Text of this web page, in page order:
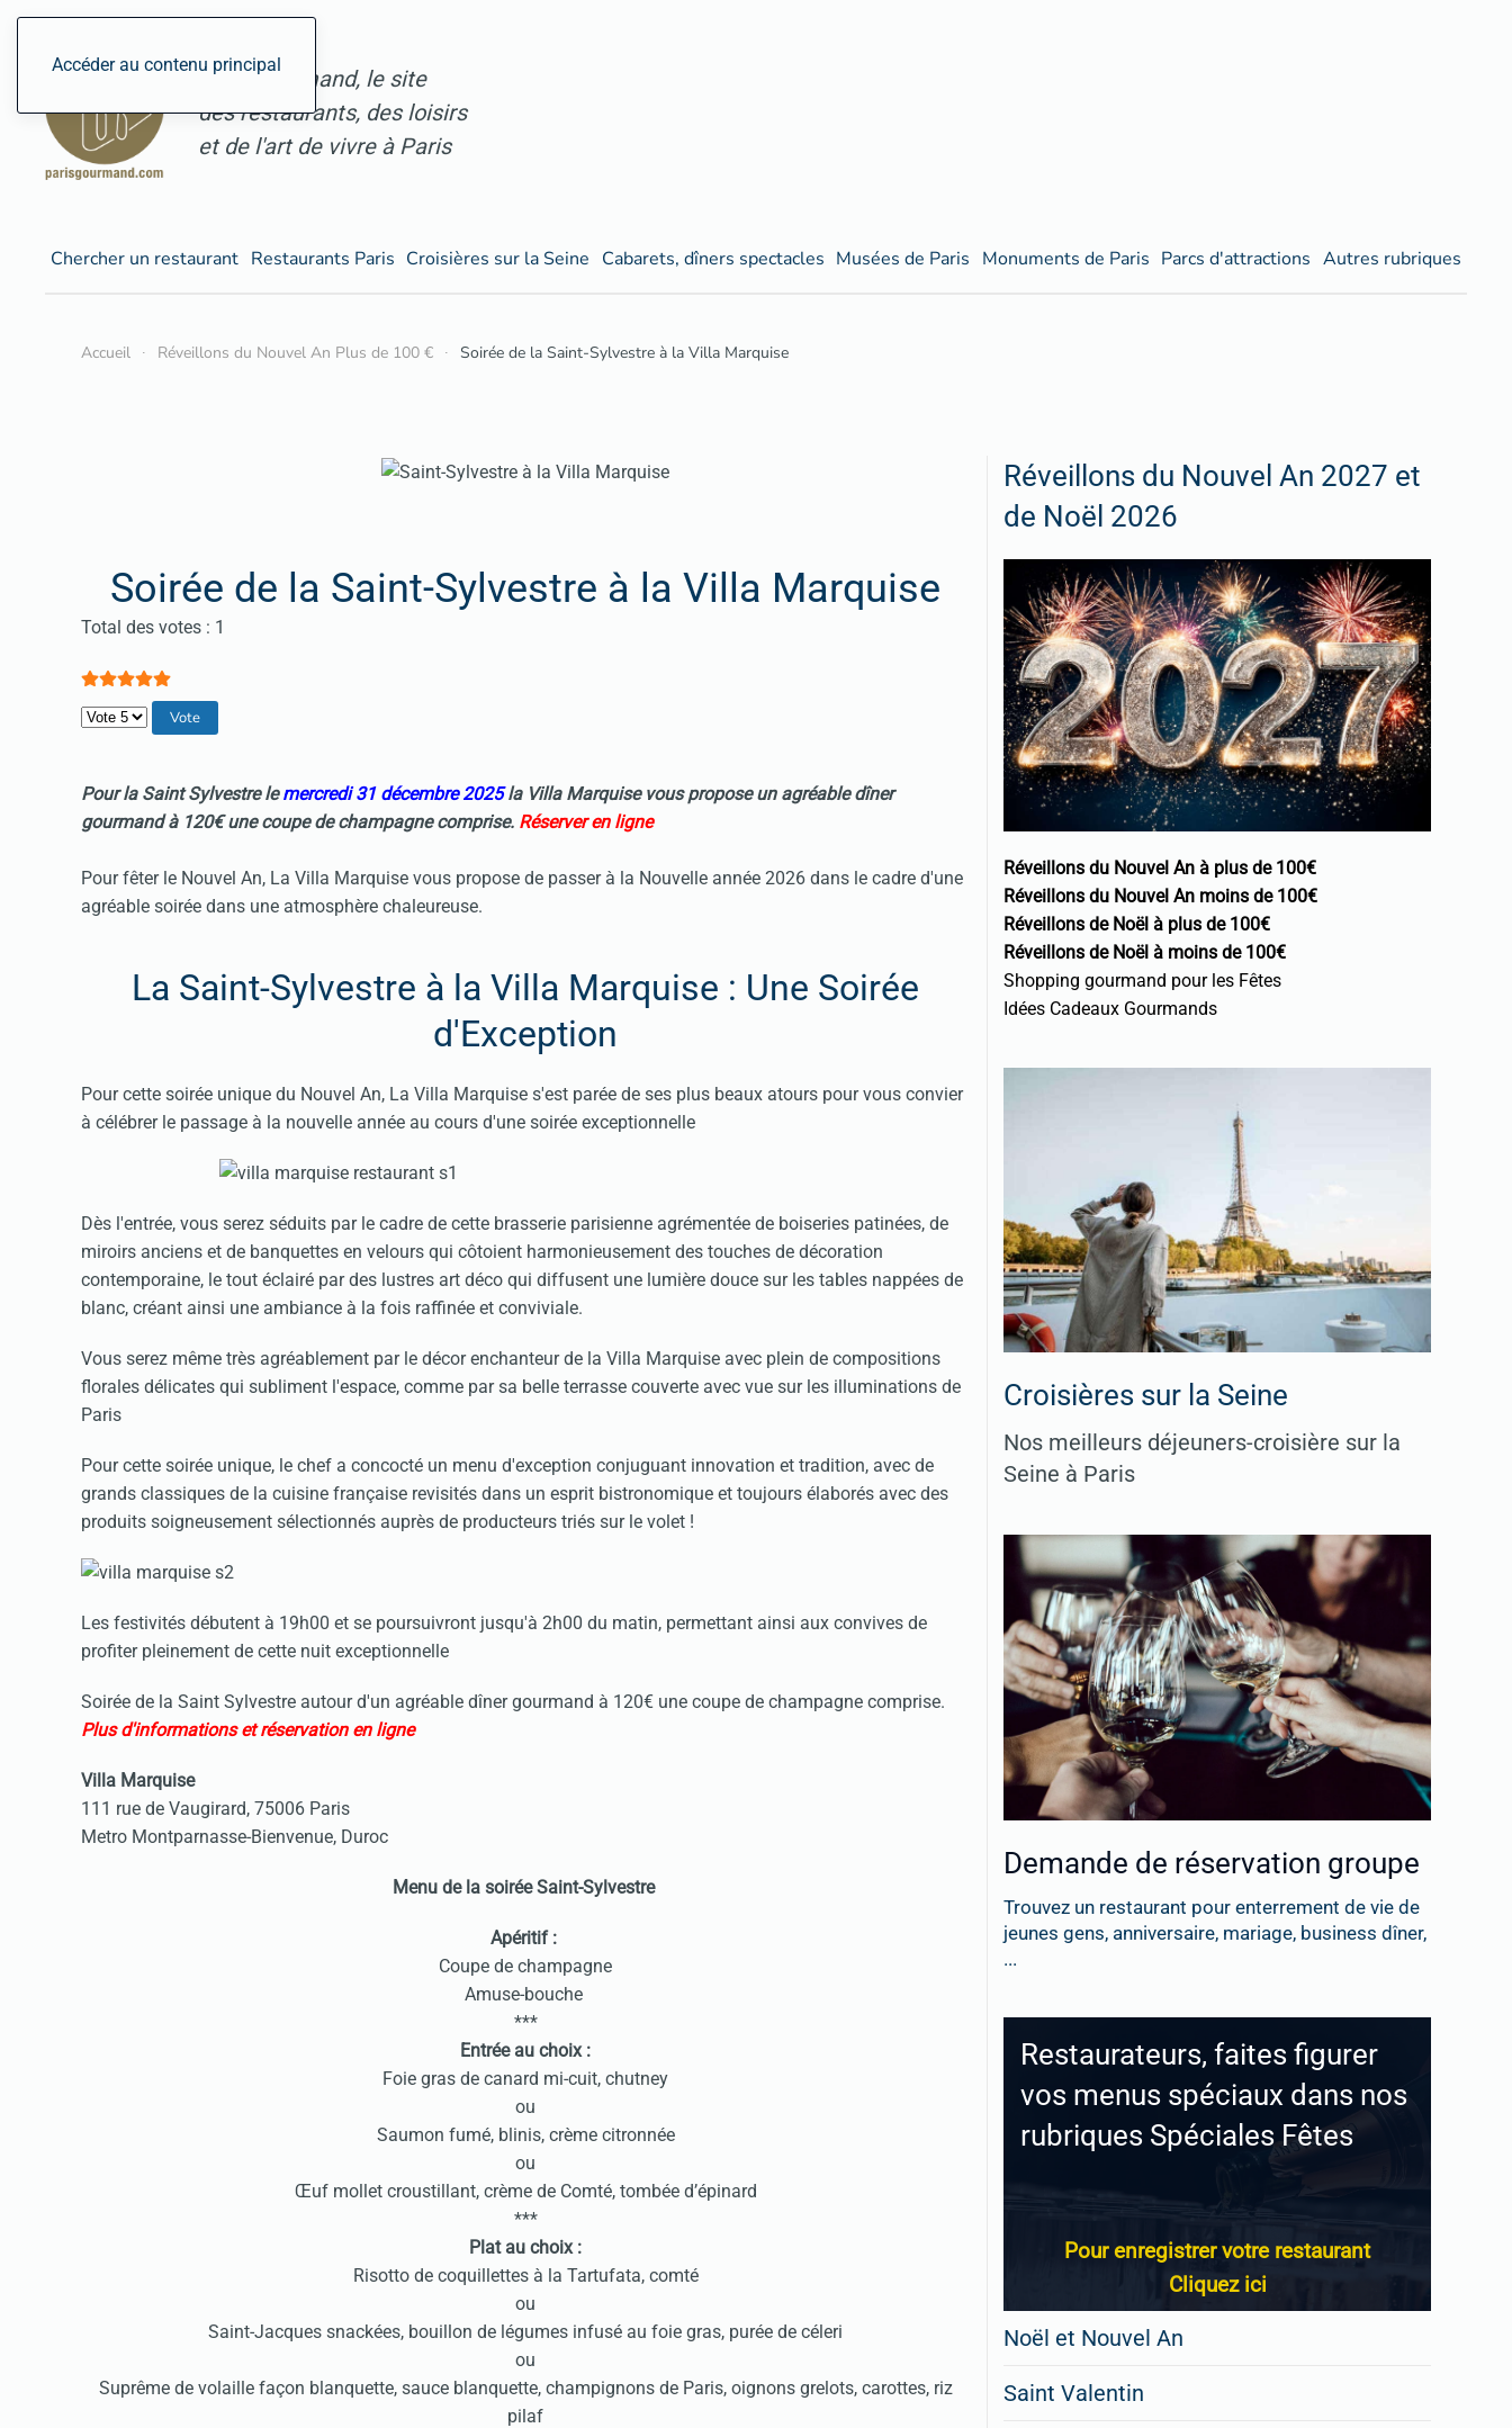
Accéder au contenu principal
ParisGourmand, le site
des restaurants, des loisirs
et de l'art de vivre à Paris
Chercher un restaurant Restaurants Paris Croisières sur la Seine Cabarets, dîners spectacles Musées de Paris Monuments de Paris Parcs d'attractions Autres rubriques
Accueil Réveillons du Nouvel An Plus de 100 € Soirée de la Saint-Sylvestre à la Villa Marquise
Soirée de la Saint-Sylvestre à la Villa Marquise
Vote utilisateur:5/
Total des votes : 1
Veuillez voter
Pour la Saint Sylvestrelemercredi 31 décembre 2025la Villa Marquise vous propose un agréable dîner
gourmand à 120€une coupe de champagne comprise. Réserver en ligne
Pour fêter le Nouvel An, La Villa Marquise vous propose de passer à la Nouvelle année 2026 dans le cadre d'une
agréable soirée dans une atmosphère chaleureuse.
La Saint-Sylvestre à la Villa Marquise : Une Soirée
d'Exception
Pour cette soirée unique du Nouvel An, La Villa Marquise s'est parée de ses plus beaux atours pour vous convier
à célébrer le passage à la nouvelle année au cours d'une soirée exceptionnelle
Dès l'entrée, vous serez séduits par le cadre de cette brasserie parisienne agrémentée de boiseries patinées, de
miroirs anciens et de banquettes en velours qui côtoient harmonieusement des touches de décoration
contemporaine, le tout éclairé par des lustres art déco qui diffusent une lumière douce sur les tables nappées de
blanc, créant ainsi une ambiance à la fois raffinée et conviviale.
Vous serez même très agréablement par le décor enchanteur de la Villa Marquise avec plein de compositions
florales délicates qui subliment l'espace, comme par sa belle terrasse couverte avec vue sur les illuminations de
Paris
Pour cette soirée unique, le chef a concocté un menu d'exception conjuguant innovation et tradition, avec de
grands classiques de la cuisine française revisités dans un esprit bistronomique et toujours élaborés avec des
produits soigneusement sélectionnés auprès de producteurs triés sur le volet !
Les festivités débutent à 19h00 et se poursuivront jusqu'à 2h00 du matin, permettant ainsi aux convives de
profiter pleinement de cette nuit exceptionnelle
Soirée de la Saint Sylvestre autour d'un agréable dîner gourmand à 120€ une coupe de champagne comprise.
Plus d'informations et réservation en ligne
Villa Marquise
111 rue de Vaugirard, 75006 Paris
Metro Montparnasse-Bienvenue, Duroc
Menu de la soirée Saint-Sylvestre
Apéritif :
Coupe de champagne
Amuse-bouche
***
Entrée au choix :
Foie gras de canard mi-cuit, chutney
ou
Saumon fumé, blinis, crème citronnée
ou
Œuf mollet croustillant, crème de Comté, tombée d’épinard
***
Plat au choix :
Risotto de coquillettes à la Tartufata, comté
ou
Saint-Jacques snackées, bouillon de légumes infusé au foie gras, purée de céleri
ou
Suprême de volaille façon blanquette, sauce blanquette, champignons de Paris, oignons grelots, carottes, riz
pilaf
Réveillons du Nouvel An 2027 et
de Noël 2026
Réveillons du Nouvel An à plus de 100€
Réveillons du Nouvel An moins de 100€
Réveillons de Noël à plus de 100€
Réveillons de Noël à moins de 100€
Shopping gourmand pour les Fêtes
Idées Cadeaux Gourmands
Croisières sur la Seine
Nos meilleurs déjeuners-croisière sur la
Seine à Paris
Demande de réservation groupe
Trouvez un restaurant pour enterrement de vie de
jeunes gens, anniversaire, mariage, business dîner,
...
Restaurateurs, faites figurer
vos menus spéciaux dans nos
rubriques Spéciales Fêtes
Pour enregistrer votre restaurant
Cliquez ici
Noël et Nouvel An
Saint Valentin